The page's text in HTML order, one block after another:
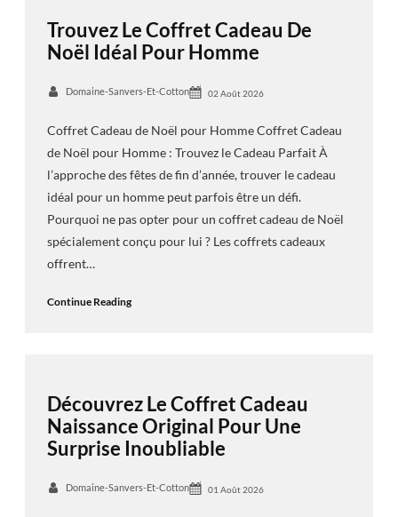
Trouvez Le Coffret Cadeau De
Noël Idéal Pour Homme
Domaine-Sanvers-Et-Cotton 02 Août 2026
Coffret Cadeau de Noël pour Homme Coffret Cadeau
de Noël pour Homme : Trouvez le Cadeau Parfait À
l’approche des fêtes de fin d’année, trouver le cadeau
idéal pour un homme peut parfois être un défi.
Pourquoi ne pas opter pour un coffret cadeau de Noël
spécialement conçu pour lui ? Les coffrets cadeaux
offrent…
Continue Reading
Découvrez Le Coffret Cadeau
Naissance Original Pour Une
Surprise Inoubliable
Domaine-Sanvers-Et-Cotton 01 Août 2026